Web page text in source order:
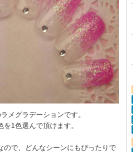
メグラデーションです。
を1色選んで頂けます。
ので、どんなシーンにもぴったりで